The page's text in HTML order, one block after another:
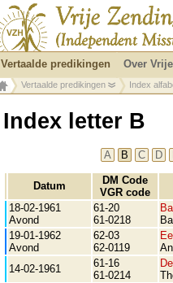
Index letter B
A B C D
Datum
DM Code
VGR code
18-02-1961
Avond
61-20
61-0218
19-01-1962
Avond
62-03
62-0119
14-02-1961
61-16
61-0214
Vertaalde predikingen Over
Vertaalde predikingen Index